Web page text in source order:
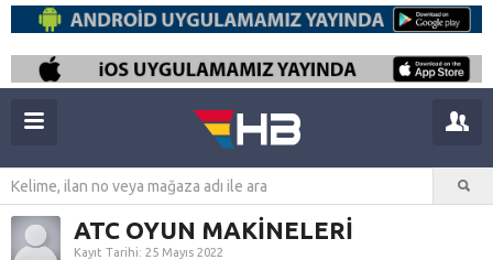
ATC OYUN MAKİNELERİ
Kayıt Tarihi: 25 Mayıs 2022